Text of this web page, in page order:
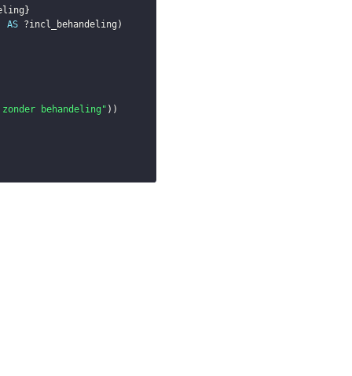
}
AS ?incl_behandeling )
behandeling" ) )